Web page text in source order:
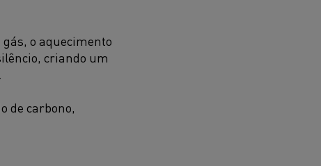
o aquecimento
criando um
de carbono,